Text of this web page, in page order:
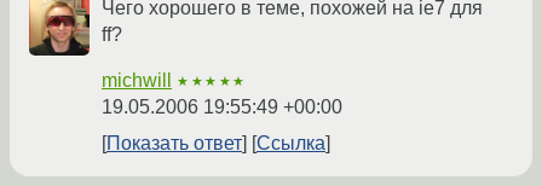
Чего хорошего в теме, похожей на ie7 для
ff?
michwill ★★★★★
19.05.2006 19:55:49 +00:00
Показать ответ
Ссылка